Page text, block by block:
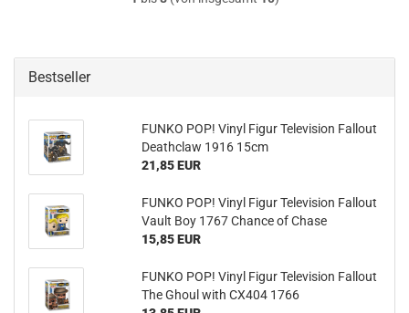
Bestseller
FUNKO POP! Vinyl Figur Te­le­vi­si­on Fall­out
Dea­th­claw 1916 15cm
21,85 EUR
FUNKO POP! Vinyl Figur Te­le­vi­si­on Fall­out
Vault Boy 1767 Chan­ce of Chase
15,85 EUR
FUNKO POP! Vinyl Figur Te­le­vi­si­on Fall­out
The Ghoul with CX404 1766